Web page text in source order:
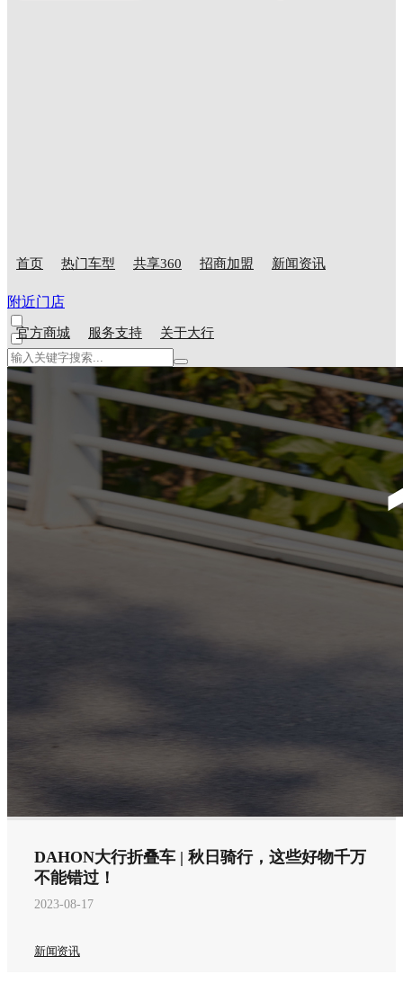
首页 热门车型 共享360 招商加盟 新闻资讯
官方商城 服务支持 关于大行
附近门店
DAHON大行折叠车 | 秋日骑行，这些好物千万
不能错过！
2023-08-17
新闻资讯